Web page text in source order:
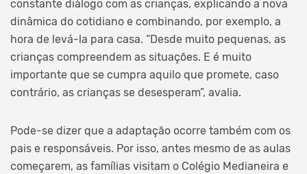
constante diálogo com as crianças, explicando a nova
dinâmica do cotidiano e combinando, por exemplo, a
hora de levá-la para casa. “Desde muito pequenas, as
crianças compreendem as situações. E é muito
importante que se cumpra aquilo que promete, caso
contrário, as crianças se desesperam”, avalia.
Pode-se dizer que a adaptação ocorre também com os
pais e responsáveis. Por isso, antes mesmo de as aulas
começarem, as famílias visitam o Colégio Medianeira e